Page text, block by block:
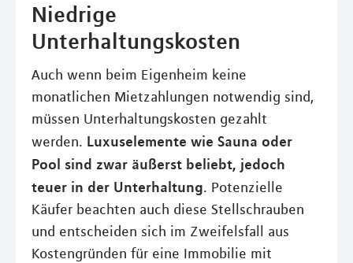
Niedrige
Unterhaltungskosten
Auch wenn beim Eigenheim keine
monatlichen Mietzahlungen notwendig sind,
müssen Unterhaltungskosten gezahlt
werden. Luxuselemente wie Sauna oder
Pool sind zwar äußerst beliebt, jedoch
teuer in der Unterhaltung. Potenzielle
Käufer beachten auch diese Stellschrauben
und entscheiden sich im Zweifelsfall aus
Kostengründen für eine Immobilie mit